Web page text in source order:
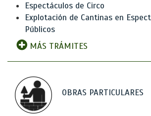
Espectáculos de Circo
Explotación de Cantinas en
Públicos
MÁS TRÁMITES
OBRAS PARTICULARES